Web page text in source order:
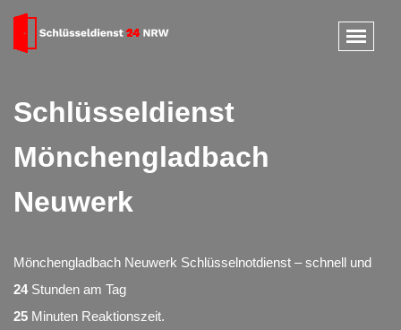
Schlüsseldienst
Mönchengladbach
Neuwerk
Mönchengladbach Neuwerk Schlüsselnotdienst – schnell und
24Stunden am Tag
25 Minuten Reaktionszeit.